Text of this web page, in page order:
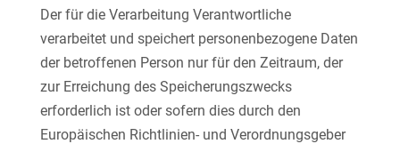
Der für die Verarbeitung Verantwortliche
verarbeitet und speichert personenbezogene Daten
der betroffenen Person nur für den Zeitraum, der
zur Erreichung des Speicherungszwecks
erforderlich ist oder sofern dies durch den
Europäischen Richtlinien- und Verordnungsgeber